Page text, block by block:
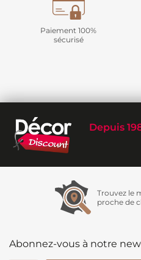
Paiement 100%
sécurisé
Depuis
Trouvez le
proche de
Abonnez-vous à notre